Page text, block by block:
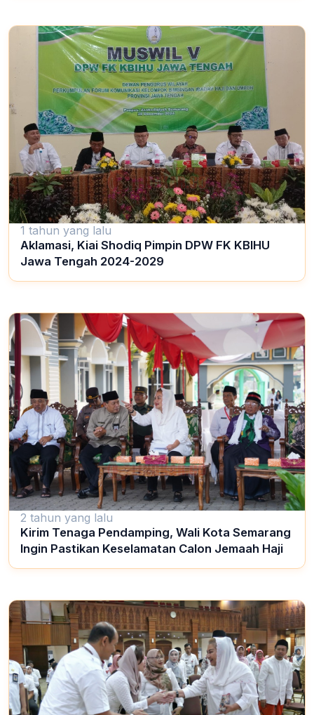
1 tahun yang lalu
Aklamasi, Kiai Shodiq Pimpin DPW FK KBIHU
Jawa Tengah 2024-2029
2 tahun yang lalu
Kirim Tenaga Pendamping, Wali Kota Semarang
Ingin Pastikan Keselamatan Calon Jemaah Haji